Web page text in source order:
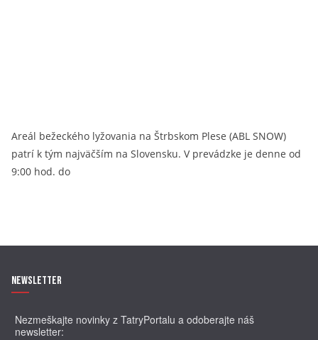
Areál bežeckého lyžovania na Štrbskom Plese (ABL SNOW)
patrí k tým najväčším na Slovensku. V prevádzke je denne od
9:00 hod. do
Newsletter
Nezmeškajte novinky z TatryPortalu a odoberajte náš
newsletter: